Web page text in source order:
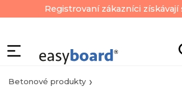
Registrovaní zákazníci získávají
Betonové produkty